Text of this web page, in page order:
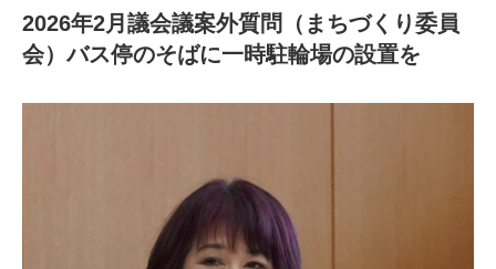
2026年2月議会議案外質問（まちづくり委員
会）バス停のそばに一時駐輪場の設置を